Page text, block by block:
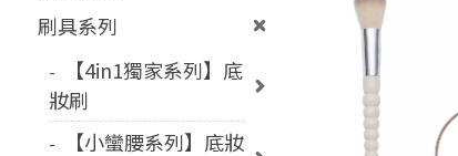
刷具系列
【4in1獨家系列】底
妝刷
【小蠻腰系列】底妝